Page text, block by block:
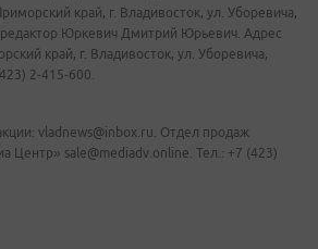
край, г. Владивосток, ул. Уборевича,
Юркевич Дмитрий Юрьевич. Адрес
край, г. Владивосток, ул. Уборевича,
2-415-600.
vladnews@inbox.ru. Отдел продаж
Центр» sale@mediadv.online. Тел.: +7 (423)